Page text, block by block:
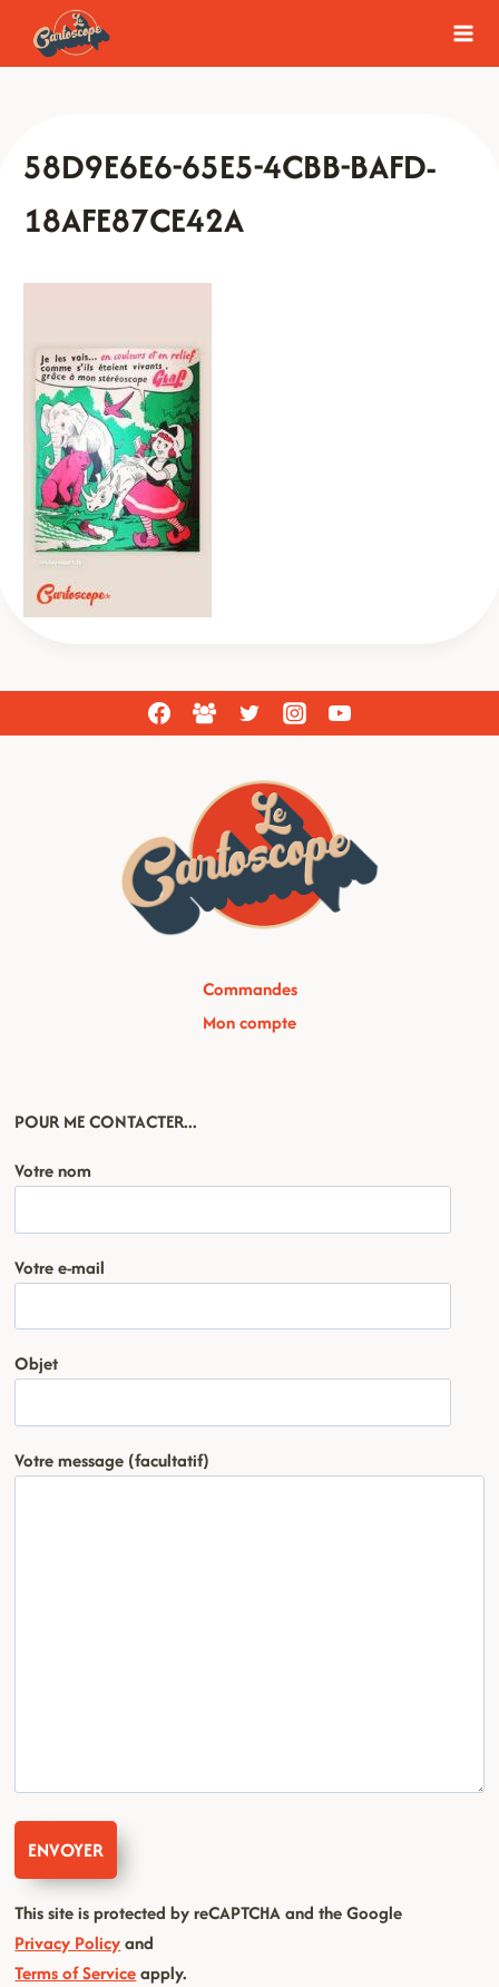
contenu
58D9E6E6-65E5-4CBB-BAFD-
18AFE87CE42A
Commandes
Mon compte
POUR ME CONTACTER...
Votre nom
Votre e-mail
Objet
Votre message (facultatif)
This site is protected by reCAPTCHA and the Google
Privacy Policyand
Terms of Serviceapply.